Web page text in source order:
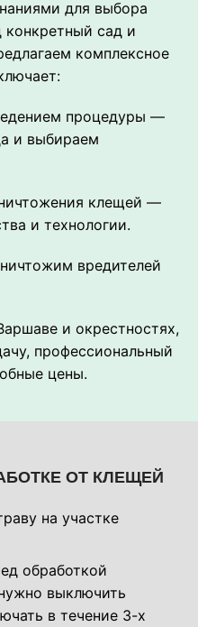
для выбора
конкретный сад и
комплексное
процедуры —
и выбираем
клещей —
и технологии.
вредителей
и окрестностях,
профессиональный
цены.
ОТ КЛЕЩЕЙ
на участке
обработкой
выключить
в течение 3-х